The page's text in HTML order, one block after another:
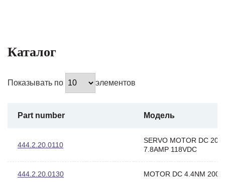
Каталог
Показывать по элементов
Part number Модель
444.2.20.0110
SERVO MOTOR DC
7.8AMP 118VDC
444.2.20.0130 MOTOR DC 4.4NM